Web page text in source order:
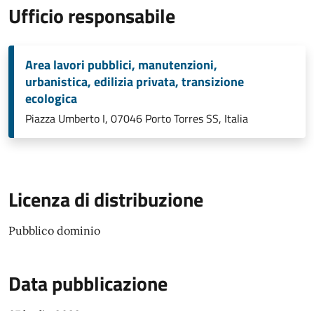
Ufficio responsabile
Area lavori pubblici, manutenzioni,
urbanistica, edilizia privata, transizione
ecologica
Piazza Umberto I, 07046 Porto Torres SS, Italia
Licenza di distribuzione
Pubblico dominio
Data pubblicazione